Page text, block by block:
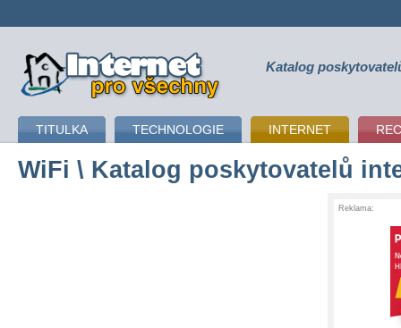
připojení k internetu Katalog
TITULKA TECHNOLOGIE INTERNET
WiFi \ Katalog poskytovatelů
Reklama: